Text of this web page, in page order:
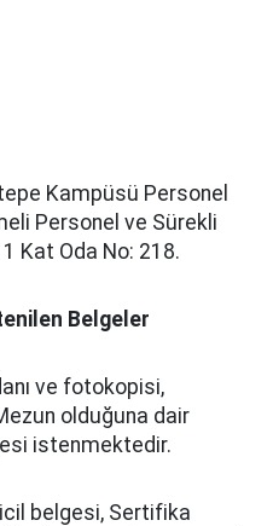
Kampüsü Personel
Personel ve Sürekli
Kat Oda No: 218.
Belgeler
ve fotokopisi,
olduğuna dair
istenmektedir.
belgesi, Sertifika